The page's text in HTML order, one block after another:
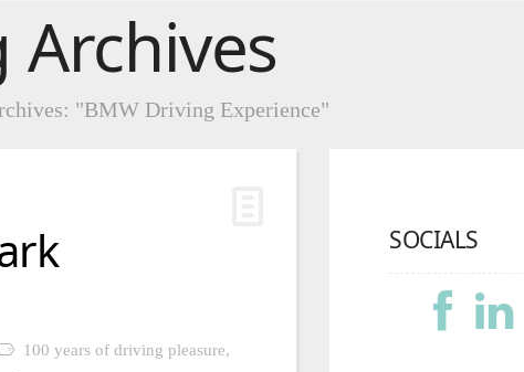
Archives
"BMW Driving Experience"
100 years of driving pleasure,
SOCIALS